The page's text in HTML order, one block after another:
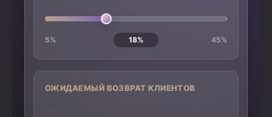
5% 18% 45%
ОЖИДАЕМЫЙ ВОЗВРАТ КЛИЕНТОВ